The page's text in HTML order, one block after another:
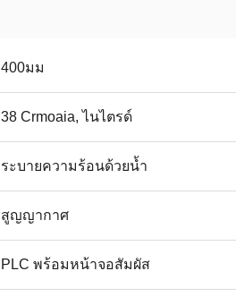
400มม
38 Crmoaia, ไนไตรด์
ระบายความร้อนด้วยน้ำ
สูญญากาศ
PLC พร้อมหน้าจอสัมผัส